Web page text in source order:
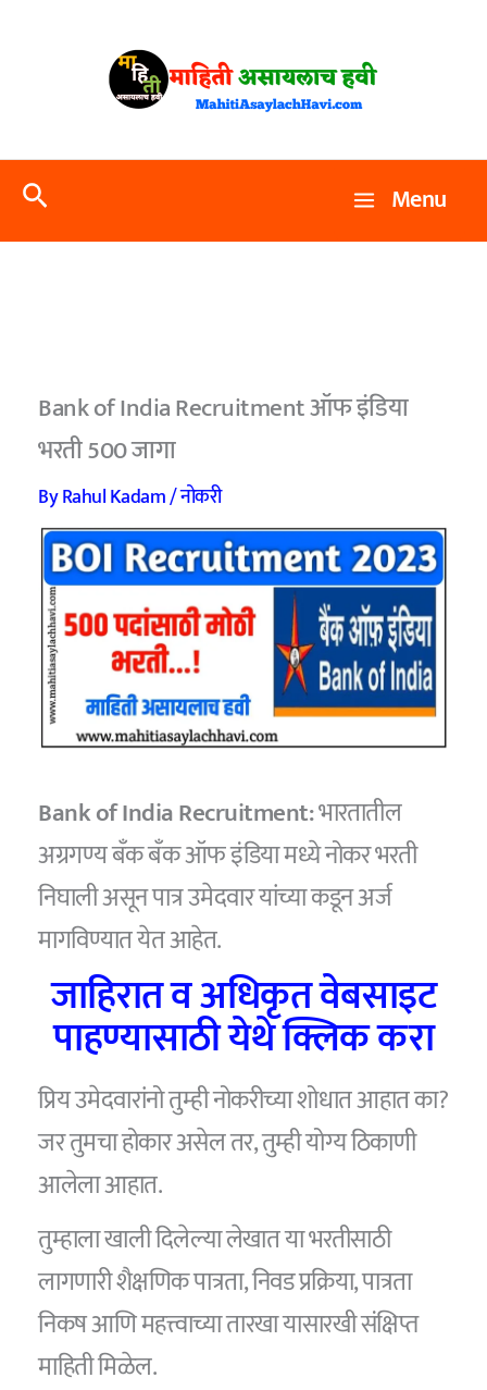
Search Menu
Bank of India Recruitment ऑफ इंडिया
भरती 500 जागा
ByRahul Kadam/नोकरी
Bank of India Recruitment:भारतातील
अग्रगण्य बँक बँक ऑफ इंडिया मध्ये नोकर भरती
निघाली असून पात्र उमेदवार यांच्या कडून अर्ज
मागविण्यात येत आहेत.
जाहिरात व अधिकृत वेबसाइट
पाहण्यासाठी येथे क्लिक करा
प्रिय उमेदवारांनो तुम्ही नोकरीच्या शोधात आहात का?
जर तुमचा होकार असेल तर, तुम्ही योग्य ठिकाणी
आलेला आहात.
तुम्हाला खाली दिलेल्या लेखात या भरतीसाठी
लागणारी शैक्षणिक पात्रता, निवड प्रक्रिया, पात्रता
निकष आणि महत्त्वाच्या तारखा यासारखी संक्षिप्त
माहिती मिळेल.